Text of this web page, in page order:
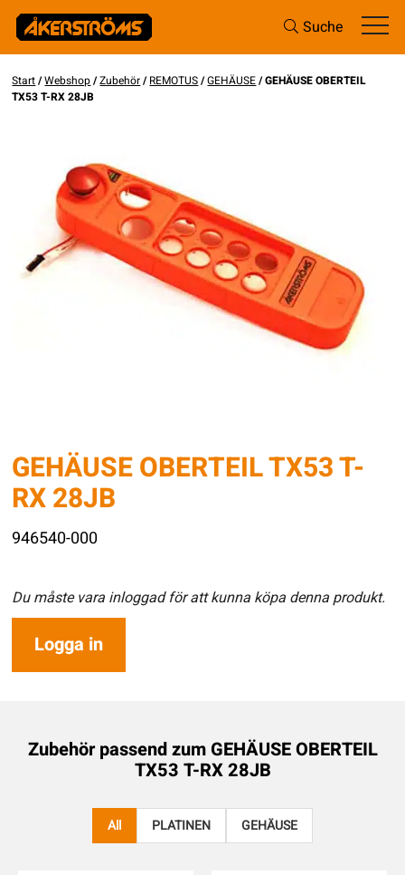
Suche
Start/Webshop/Zubehör/REMOTUS/GEHÄUSE/ GEHÄUSE OBERTEIL
TX53 T-RX 28JB
GEHÄUSE OBERTEIL TX53 T-
RX 28JB
946540-000
Du måste vara inloggad för att kunna köpa denna produkt.
Logga in
Zubehör passend zumGEHÄUSE OBERTEIL
TX53 T-RX 28JB
All PLATINEN GEHÄUSE